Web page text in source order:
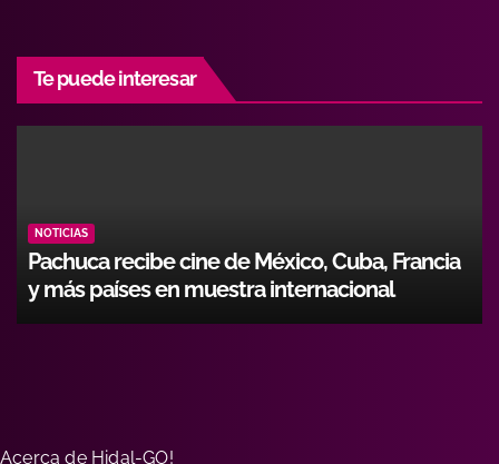
Te puede interesar
NOTICIAS
Pachuca recibe cine de México, Cuba, Francia
y más países en muestra internacional
Acerca de Hidal-GO!